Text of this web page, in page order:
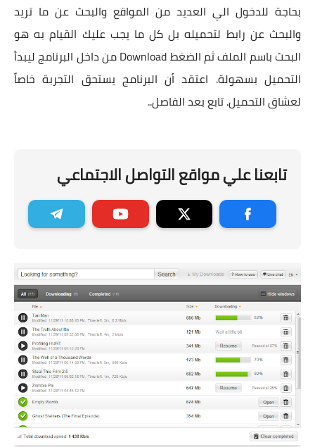
بحاجة للدخول الي العديد من المواقع والبحث عن ما تريد
والبحث عن رابط لتحميله بل كل ما يجب عليك القيام به هو
البحث باسم الملف ثم الضغط Download من داخل البرنامج ليبدأ
التحميل بسهولة. اعتقد أن البرنامج يستحق التجربة خاصاً
لعشاق التحميل. تابع بعد الفاصل..
تابعنا علي مواقع التواصل الاجتماعي